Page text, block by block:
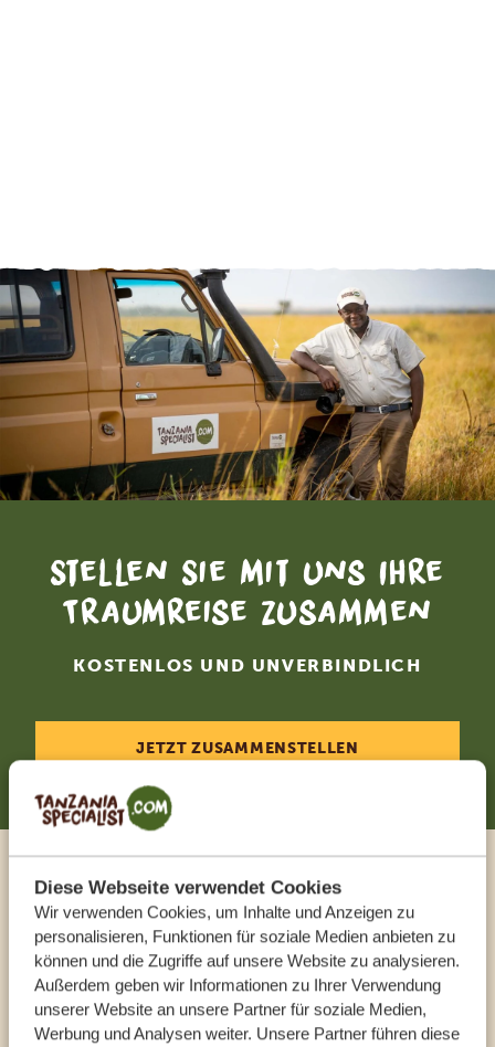
Diese Webseite verwendet Cookies
Wir verwenden Cookies, um Inhalte und Anzeigen zu
personalisieren, Funktionen für soziale Medien anbieten zu
können und die Zugriffe auf unsere Website zu analysieren.
Außerdem geben wir Informationen zu Ihrer Verwendung
unserer Website an unsere Partner für soziale Medien,
Werbung und Analysen weiter. Unsere Partner führen diese
Stellen Sie mit uns Ihre
Traumreise zusammen
KOSTENLOS UND UNVERBINDLICH
JETZT ZUSAMMENSTELLEN
Sprechen Sie mit einem
Reiseberater
UNSERE EXPERTEN HELFEN IHNEN GERN